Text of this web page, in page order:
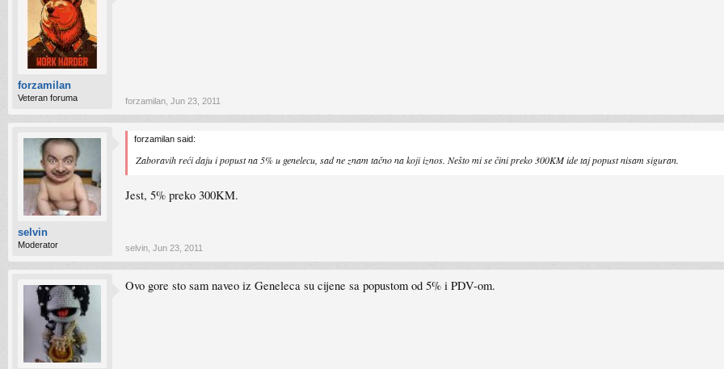
forzamilan
Veteran foruma forzamilan Jun 23, 2011
selvin
Moderator
forzamilan said:
Zaboravih reći daju i popust na 5% u genelecu, sad ne znam tačno na koji iznos. Nešto mi se čini preko 300KM ide taj popust nisam siguran.
Jest, 5% preko 300KM.
selvin Jun 23, 2011
Ovo gore sto sam naveo iz Geneleca su cijene sa popustom od 5% i PDV-om.